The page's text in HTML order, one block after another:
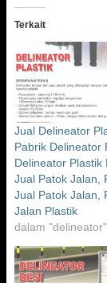
Terkait
Jual Delineator
Pabrik Delineator
Delineator Plastik
Jual Patok Jalan,
Jual Patok Jalan,
Jalan Plastik
dalam "delineator"